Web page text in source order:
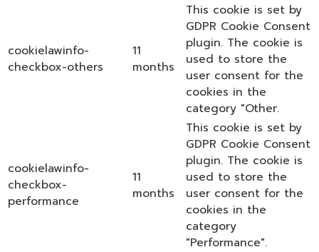
cookielawinfo-
checkbox-others
11
months
This cookie is set by
GDPR Cookie Consent
plugin. The cookie is
used to store the
user consent for the
cookies in the
category "Other.
cookielawinfo-
checkbox-
performance
11
months
This cookie is set by
GDPR Cookie Consent
plugin. The cookie is
used to store the
user consent for the
cookies in the
category
"Performance".